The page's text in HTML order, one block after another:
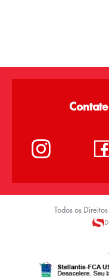
Todos os Direitos